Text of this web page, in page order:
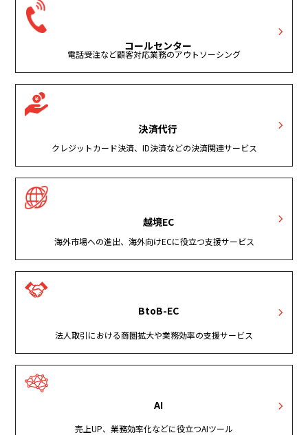
コールセンター
電話受注など顧客対応業務のアウトソーシング
決済代行
クレジットカード決済、ID決済などの決済関連サービス
越境EC
海外市場への進出、海外向けECに役立つ支援サービス
BtoB-EC
法人取引における商圏拡大や業務効率の支援サービス
AI
売上UP、業務効率化などに役立つAIツール